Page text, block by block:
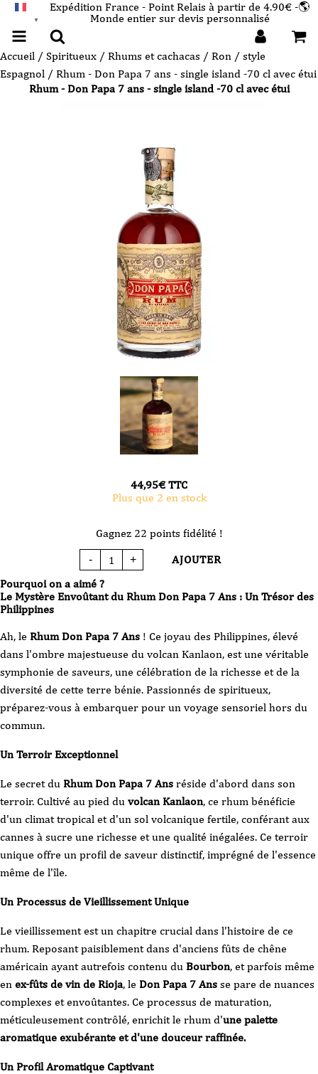
▼
Expédition France - Point Relais à partir de 4.90€ -🌎
Monde entier sur devis personnalisé
Accueil / Spiritueux / Rhums et cachacas / Ron / style
Espagnol / Rhum - Don Papa 7 ans - single island -70 cl avec étui
Rhum - Don Papa 7 ans - single island -70 cl avec étui
Pourquoi on a aimé ?
Le Mystère Envoûtant du Rhum Don Papa 7 Ans : Un Trésor des
Philippines
Ah, le Rhum Don Papa 7 Ans ! Ce joyau des Philippines, élevé
dans l'ombre majestueuse du volcan Kanlaon, est une véritable
symphonie de saveurs, une célébration de la richesse et de la
diversité de cette terre bénie. Passionnés de spiritueux,
préparez-vous à embarquer pour un voyage sensoriel hors du
commun.
Un Terroir Exceptionnel
Le secret du Rhum Don Papa 7 Ans réside d'abord dans son
terroir. Cultivé au pied du volcan Kanlaon, ce rhum bénéficie
d'un climat tropical et d'un sol volcanique fertile, conférant aux
cannes à sucre une richesse et une qualité inégalées. Ce terroir
unique offre un profil de saveur distinctif, imprégné de l'essence
même de l'île.
Un Processus de Vieillissement Unique
Le vieillissement est un chapitre crucial dans l'histoire de ce
rhum. Reposant paisiblement dans d'anciens fûts de chêne
américain ayant autrefois contenu du Bourbon, et parfois même
en ex-fûts de vin de Rioja, le Don Papa 7 Ans se pare de nuances
complexes et envoûtantes. Ce processus de maturation,
méticuleusement contrôlé, enrichit le rhum d'une palette
aromatique exubérante et d'une douceur raffinée.
Un Profil Aromatique Captivant
44,95€ TTC
Plus que 2 en stock
Gagnez 22 points fidélité !
-
quantité
de
-
Don
Papa
single
island
-70
avec
étui
+ AJOUTER